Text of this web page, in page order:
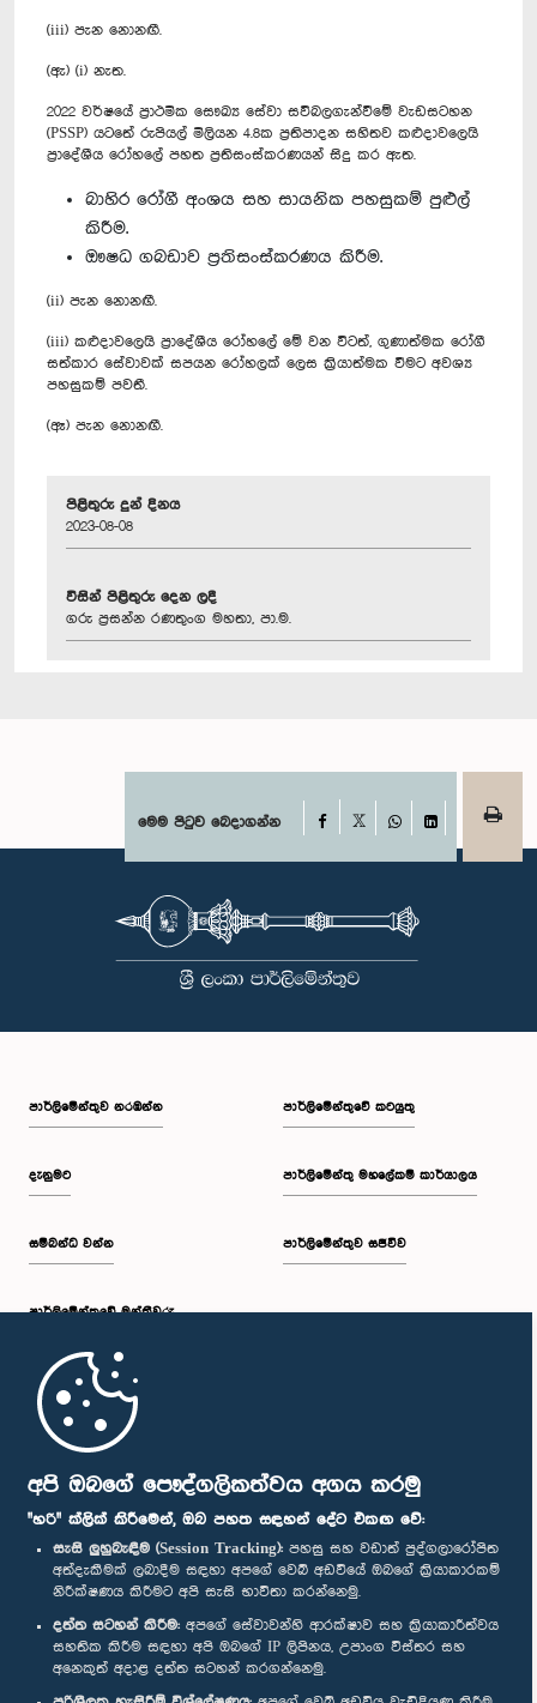
අපි ඔබගේ පෞද්ගලිකත්වය අගය කරමු
"හරි" ක්ලික් කිරීමෙන්, ඔබ පහත සඳහන් දේට එකඟ වේ:
සැසි ලුහුබැඳීම (Session Tracking): පහසු සහ වඩාත් පුද්ගලාරෝපිත
අත්දැකීමක් ලබාදීම සඳහා අපගේ වෙබ් අඩවියේ ඔබගේ ක්‍රියාකාරකම්
නිරීක්ෂණය කිරීමට අපි සැසි භාවිතා කරන්නෙමු.
දත්ත සටහන් කිරීම: අපගේ සේවාවන්හි ආරක්ෂාව සහ ක්‍රියාකාරීත්වය
සහතික කිරීම සඳහා අපි ඔබගේ IP ලිපිනය, උපාංග විස්තර සහ
අනෙකුත් අදාළ දත්ත සටහන් කරගන්නෙමු.
(iii) පැන නොනඟී.
(ඇ) (i) නැත.
2022 වර්ෂයේ ප්‍රාථමික සෞඛ්‍ය සේවා සවිබලගැන්වීමේ වැඩසටහන
(PSSP) යටතේ රුපියල් මිලියන 4.8ක ප්‍රතිපාදන සහිතව කළුදාවලෙයි
ප්‍රාදේශීය රෝහලේ පහත ප්‍රතිසංස්කරණයන් සිදු කර ඇත.
බාහිර රෝගී අංශය සහ සායනික පහසුකම් පුළුල්
කිරීම.
ඖෂධ ගබඩාව ප්‍රතිසංස්කරණය කිරීම.
(ii) පැන නොනඟී.
(iii) කළුදාවලෙයි ප්‍රාදේශීය රෝහලේ මේ වන විටත්, ගුණාත්මක රෝගී
සත්කාර සේවාවක් සපයන රෝහලක් ලෙස ක්‍රියාත්මක වීමට අවශ්‍ය
පහසුකම් පවතී.
(ඈ) පැන නොනඟී.
පිළිතුරු දුන් දිනය
2023-08-08
විසින් පිළිතුරු දෙන ලදී
ගරු ප්‍රසන්න රණතුංග මහතා, පා.ම.
මෙම පිටුව බෙදාගන්න Facebook
WhatsAppLinkedIn
පාර්ලි‌මේන්තුව නරඹන්න
දැනුමට
සම්බන්ධ වන්න
පාර්ලි‌මේන්තුවේ මන්ත්‍රීවරු
මුල් පිටුව
පාර්ලිමේන්තුවේ කටයුතු
පාර්ලිමේන්තු මහලේකම් කාර්යාලය
පාර්ලිමේන්තුව සජීවීව
පාර්ලිමේන්තු ජංගම යෙදුම
අප හා සම්බන්ධ වී සිටින්න :
සම්මාන